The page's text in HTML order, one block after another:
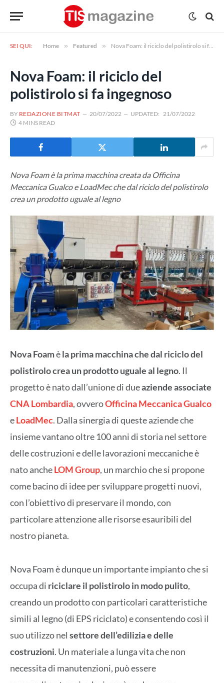
SEI QUI: Home » Featured » Nova Foam: il riciclo del polistirolo si fa ingegnoso
Nova Foam: il riciclo del
polistirolo si fa ingegnoso
BY REDAZIONE BITMAT 20/07/2022 UPDATED: 21/07/2022
4 MINS READ
Nova Foam è la prima macchina creata da Officina
Meccanica Gualco e LoadMec che dal riciclo del polistirolo
crea un prodotto uguale al legno
Nova Foamèla prima macchina che dal riciclo del
polistirolo crea un prodotto uguale al legno. Il
progetto è nato dall’unione di dueaziende associate
CNA Lombardia, ovveroOfficina Meccanica Gualco
eLoadMec. Dalla sinergia di queste aziende che
insieme vantano oltre 100 anni di storia nel settore
delle costruzioni e delle lavorazioni meccaniche è
nato ancheLOM Group, un marchio che si propone
come bacino di idee per sviluppare progetti nuovi,
con l’obiettivo di preservare il mondo, con
particolare attenzione alle risorse esauribili del
nostro pianeta.
Nova Foam è dunque un importante impianto che si
occupa di riciclare il polistirolo in modo pulito,
creando un prodotto con particolari caratteristiche
simili al legno (di EPS riciclato) e consentendo così il
suo utilizzo nel settore dell’edilizia e delle
costruzioni. Un materiale a lunga vita che non
necessita di manutenzioni, può essere